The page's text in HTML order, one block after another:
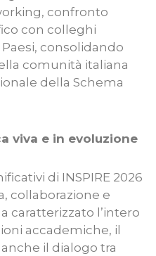
confronto
con colleghi
consolidando
comunità italiana
della Schema
viva e in evoluzione
di INSPIRE 2026
collaborazione e
caratterizzato l’intero
accademiche, il
il dialogo tra